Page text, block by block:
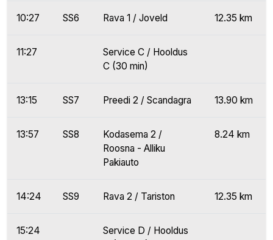
10:27 SS6 Rava 1 / Joveld 12.35 km
11:27
Service C / Hooldus
C (30 min)
13:15 SS7 Preedi 2 / Scandagra 13.90 km
13:57 SS8
Kodasema 2 /
Roosna - Alliku
Pakiauto
8.24 km
14:24 SS9 Rava 2 / Tariston 12.35 km
15:24
Service D / Hooldus